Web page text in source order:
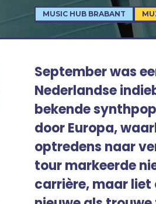
MUSIC HUB BRABANT
September was
Nederlandse
bekende
door Europa,
optredens naar
tour markeerde
carrière, maar liet